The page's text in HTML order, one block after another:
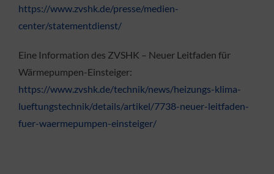
https://www.zvshk.de/presse/medien-
center/statementdienst/
Eine Information des ZVSHK – Neuer Leitfaden für
Wärmepumpen-Einsteiger:
https://www.zvshk.de/technik/news/heizungs-klima-
lueftungstechnik/details/artikel/7738-neuer-leitfaden-
fuer-waermepumpen-einsteiger/